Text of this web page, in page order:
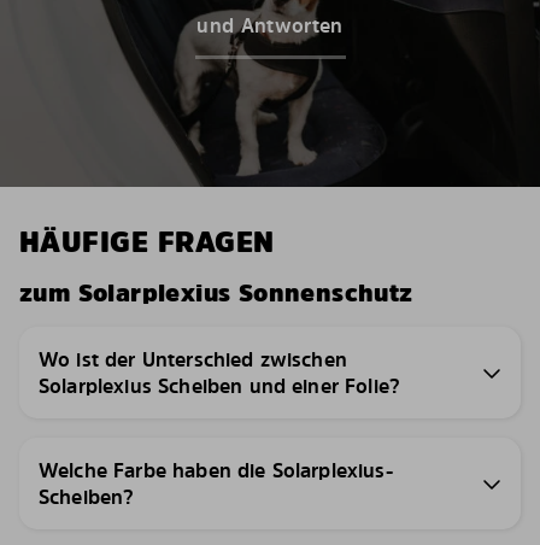
und Antworten
HÄUFIGE FRAGEN
zum Solarplexius Sonnenschutz
Wo ist der Unterschied zwischen
Solarplexius Scheiben und einer Folie?
Welche Farbe haben die Solarplexius-
Scheiben?